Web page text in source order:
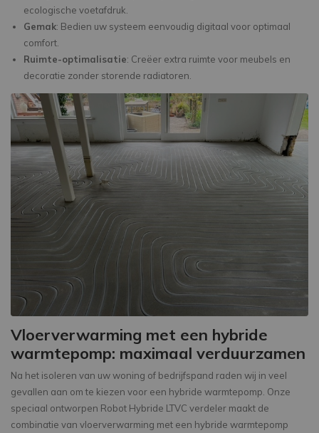
ecologische voetafdruk.
Gemak: Bedien uw systeem eenvoudig digitaal voor optimaal
comfort.
Ruimte-optimalisatie: Creëer extra ruimte voor meubels en
decoratie zonder storende radiatoren.
Vloerverwarming met een hybride
warmtepomp: maximaal verduurzamen
Na het isoleren van uw woning of bedrijfspand raden wij in veel
gevallen aan om te kiezen voor een hybride warmtepomp. Onze
speciaal ontworpen Robot Hybride LTVC verdeler maakt de
combinatie van vloerverwarming met een hybride warmtepomp